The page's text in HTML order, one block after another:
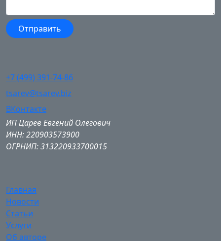
+7 (499) 391-74-86
tsarev@tsarev.biz
ВКонтакте
ИП Царев Евгений Олегович
ИНН: 220903573900
ОГРНИП: 313220933700015
Главная
Новости
Статьи
Услуги
Об авторе